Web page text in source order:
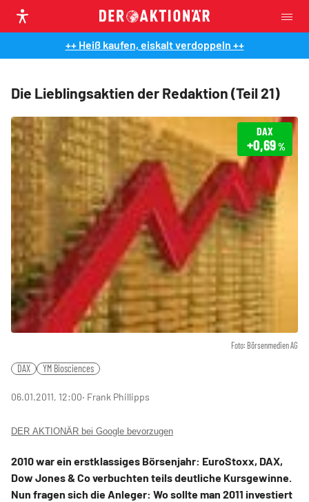
++ Heiß kaufen, eiskalt verdoppeln ++
Die Lieblingsaktien der Redaktion (Teil 21)
Foto: Börsenmedien AG
DAX
+0,69%
DAX YM Biosciences
06.01.2011, 12:00‧ Frank Phillipps
DER AKTIONÄR bei Google bevorzugen
2010 war ein erstklassiges Börsenjahr: EuroStoxx, DAX,
Dow Jones & Co verbuchten teils deutliche Kursgewinne.
Nun fragen sich die Anleger: Wo sollte man 2011 investiert